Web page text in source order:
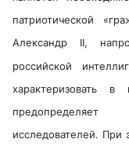
патриотической
Александр II,
российской
характеризовать
исследователей. При